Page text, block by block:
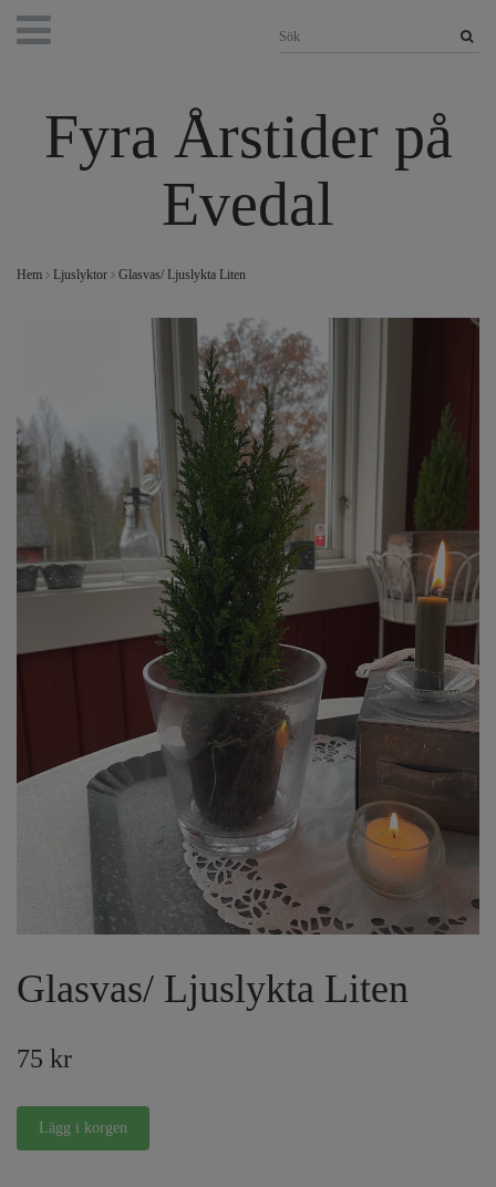
Fyra Årstider på
Evedal
Hem Ljuslyktor Glasvas/ Ljuslykta Liten
Glasvas/ Ljuslykta Liten
75 kr